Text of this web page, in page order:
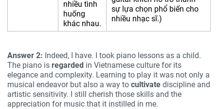
nhiều tình
huống
khác nhau.
sự lựa chọn phổ biến cho
nhiều nhạc sĩ.)
Answer 2: Indeed, I have. I took piano lessons as a child.
The piano is regarded in Vietnamese culture for its
elegance and complexity. Learning to play it was not only a
musical endeavor but also a way to cultivate discipline and
artistic sensitivity. I still cherish those skills and the
appreciation for music that it instilled in me.